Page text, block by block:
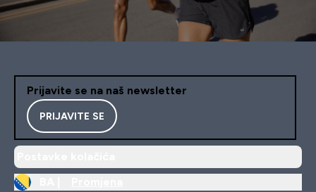
Prijavite se na naš newsletter
PRIJAVITE SE